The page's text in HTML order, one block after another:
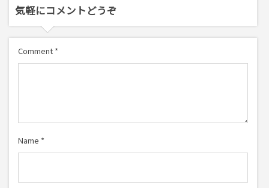
気軽にコメントどうぞ
Comment *
Name *